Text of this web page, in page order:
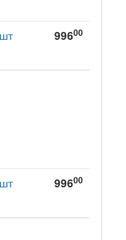
99600
99600